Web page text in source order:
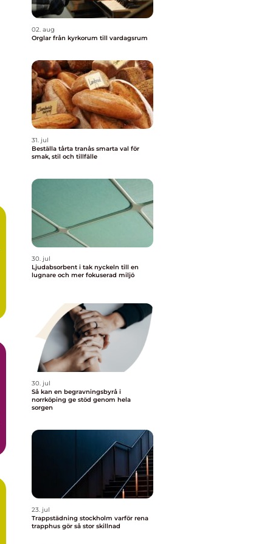
02. aug
Orglar från kyrkorum till vardagsrum
31. jul
Beställa tårta tranås smarta val för
smak, stil och tillfälle
30. jul
Ljudabsorbent i tak nyckeln till en
lugnare och mer fokuserad miljö
30. jul
Så kan en begravningsbyrå i
norrköping ge stöd genom hela
sorgen
23. jul
Trappstädning stockholm varför rena
trapphus gör så stor skillnad